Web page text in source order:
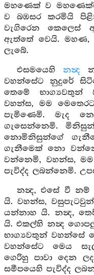
මහණෙක් ව
ව බඹසර කරමියි
වැගිරෙන කෙලෙස්
ඇත්තේ වෙයි.
ලැබේ.
එසමයෙහි නන්‍ද
වහන්සේට නුදුරේ
තෙමේ භාග්‍යවතුන්
වහන්ස, මම
පැමිණෙමි. මැද
ගැසෙන්නෙමි.
නොමිනිසුන්ගේ
ගැනීමෙක් නො
වන්නෙමි, වහන්ස,
පැවිද්ද ලබන්නෙමි.
නන්‍ද, එසේ වී නම්
යි. වහන්ස,
යන්නාහ යි. නන්‍ද,
යි. එකල්හි නන්‍ද
භාග්‍යවතුන් වහන්සේ
වහන්සේට මෙය
ගෙරිහු පාවා දෙන
සමීපයෙහි පැවිද්ද